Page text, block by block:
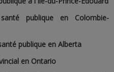
publique en Colombie-
publique en Alberta
en Ontario